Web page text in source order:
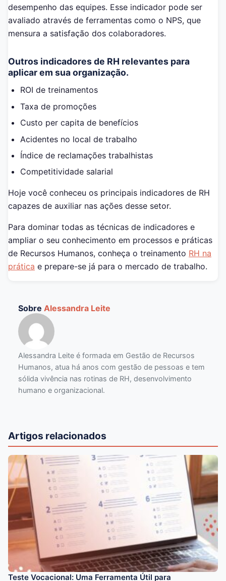
desempenho das equipes. Esse indicador pode ser
avaliado através de ferramentas como o NPS, que
mensura a satisfação dos colaboradores.
Outros indicadores de RH relevantes para
aplicar em sua organização.
ROI de treinamentos
Taxa de promoções
Custo per capita de benefícios
Acidentes no local de trabalho
Índice de reclamações trabalhistas
Competitividade salarial
Hoje você conheceu os principais indicadores de RH
capazes de auxiliar nas ações desse setor.
Para dominar todas as técnicas de indicadores e
ampliar o seu conhecimento em processos e práticas
de Recursos Humanos, conheça o treinamento RH na
prática e prepare-se já para o mercado de trabalho.
Sobre Alessandra Leite
Alessandra Leite é formada em Gestão de Recursos
Humanos, atua há anos com gestão de pessoas e tem
sólida vivência nas rotinas de RH, desenvolvimento
humano e organizacional.
Artigos relacionados
Teste Vocacional: Uma Ferramenta Útil para